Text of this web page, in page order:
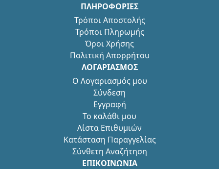
ΠΛΗΡΟΦΟΡΙΕΣ
Τρόποι Αποστολής
Τρόποι Πληρωμής
Όροι Χρήσης
Πολιτική Απορρήτου
ΛΟΓΑΡΙΑΣΜΟΣ
Ο Λογαριασμός μου
Σύνδεση
Εγγραφή
Το καλάθι μου
Λίστα Επιθυμιών
Κατάσταση Παραγγελίας
Σύνθετη Αναζήτηση
ΕΠΙΚΟΙΝΩΝΙΑ